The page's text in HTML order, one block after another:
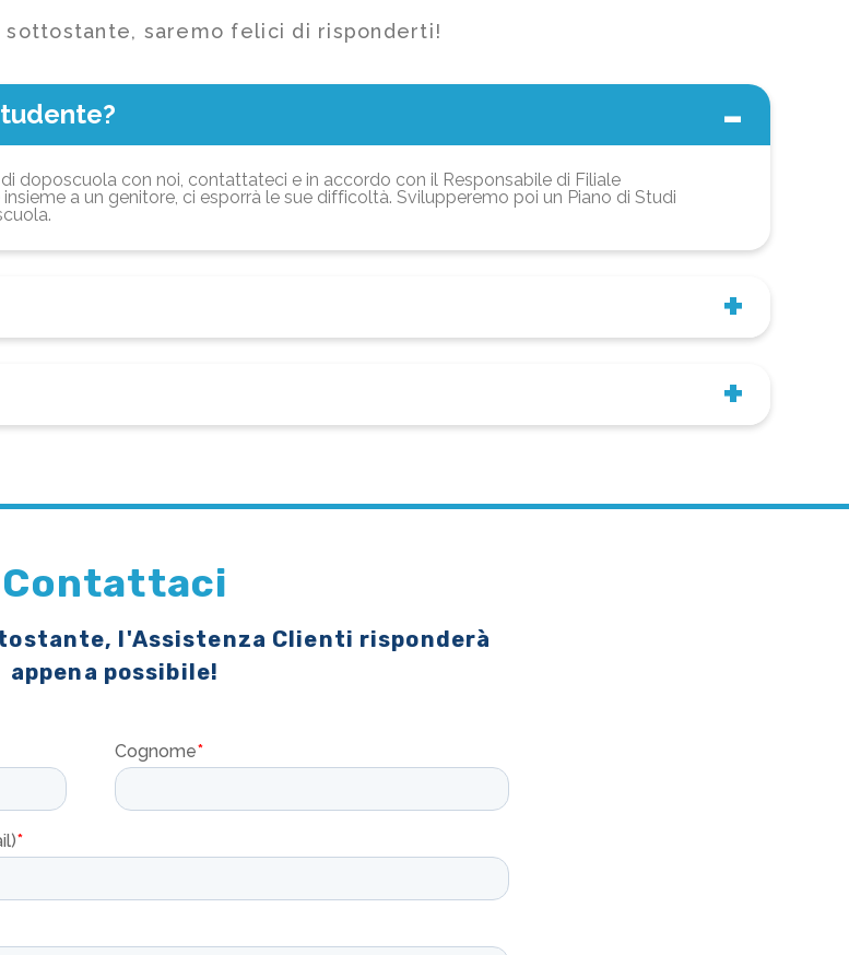
saremo felici di risponderti!
doposcuola con noi, contattateci e in accordo con il Responsabile di Filiale
a un genitore, ci esporrà le sue difficoltà. Svilupperemo poi un Piano di Studi
Contattaci
l'Assistenza Clienti risponderà
appena possibile!